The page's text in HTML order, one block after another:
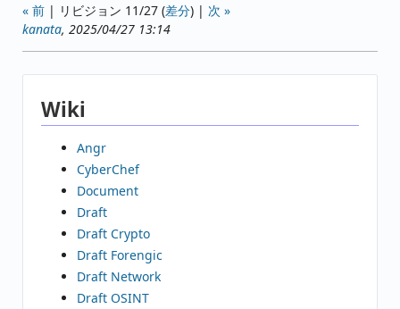
« 前 | リビジョン 11/27 (差分) | 次 »
kanata, 2025/04/27 13:14
Wiki
Angr
CyberChef
Document
Draft
Draft Crypto
Draft Forengic
Draft Network
Draft OSINT